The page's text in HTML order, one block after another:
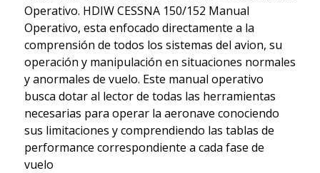
Operativo. HDIW CESSNA 150/152 Manual
Operativo, esta enfocado directamente a la
comprensión de todos los sistemas del avion, su
operación y manipulación en situaciones normales
y anormales de vuelo. Este manual operativo
busca dotar al lector de todas las herramientas
necesarias para operar la aeronave conociendo
sus limitaciones y comprendiendo las tablas de
performance correspondiente a cada fase de
vuelo